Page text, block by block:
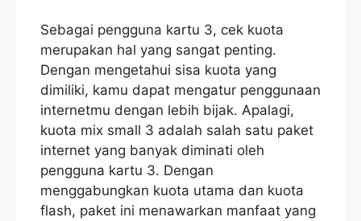
Sebagai pengguna kartu 3, cek kuota
merupakan hal yang sangat penting.
Dengan mengetahui sisa kuota yang
dimiliki, kamu dapat mengatur penggunaan
internetmu dengan lebih bijak. Apalagi,
kuota mix small 3 adalah salah satu paket
internet yang banyak diminati oleh
pengguna kartu 3. Dengan
menggabungkan kuota utama dan kuota
flash, paket ini menawarkan manfaat yang